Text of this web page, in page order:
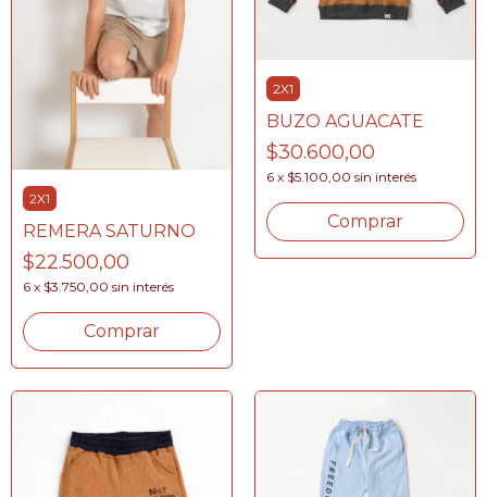
2X1
REMERA SATURNO
$22.500,00
6 x $3.750,00 sin interés
Comprar
2X1
BUZO AGUACATE
$30.600,00
6 x $5.100,00 sin interés
Comprar